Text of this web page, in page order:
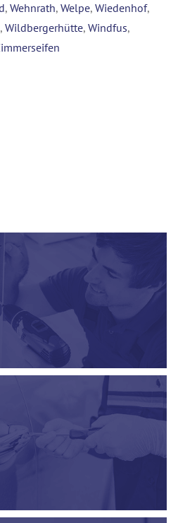
, Wehnrath, Welpe, Wiedenhof,
, Wildbergerhütte, Windfus,